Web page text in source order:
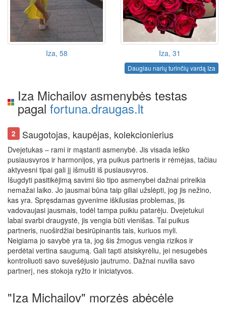
Iza, 58 Iza, 31
Daugiau narių turinčių vardą Iza
Iza Michailov asmenybės testas
pagal fortuna.draugas.lt
2 Saugotojas, kaupėjas, kolekcionierius
Dvejetukas – rami ir mąstanti asmenybė. Jis visada ieško
pusiausvyros ir harmonijos, yra puikus partneris ir rėmėjas, tačiau
aktyvesni tipai gali jį išmušti iš pusiausvyros.
Išugdyti pasitikėjimą savimi šio tipo asmenybei dažnai prireikia
nemažai laiko. Jo jausmai būna taip giliai užslėpti, jog jis nežino,
kas yra. Spręsdamas gyvenime iškilusias problemas, jis
vadovaujasi jausmais, todėl tampa puikiu patarėju. Dvejetukui
labai svarbi draugystė, jis vengia būti vienišas. Tai puikus
partneris, nuoširdžiai besirūpinantis tais, kuriuos myli.
Neigiama jo savybė yra ta, jog šis žmogus vengia rizikos ir
perdėtai vertina saugumą. Gali tapti atsiskyrėliu, jei nesugebės
kontroliuoti savo suvešėjusio jautrumo. Dažnai nuvilia savo
partnerį, nes stokoja ryžto ir iniciatyvos.
"Iza Michailov" morzės abėcėle